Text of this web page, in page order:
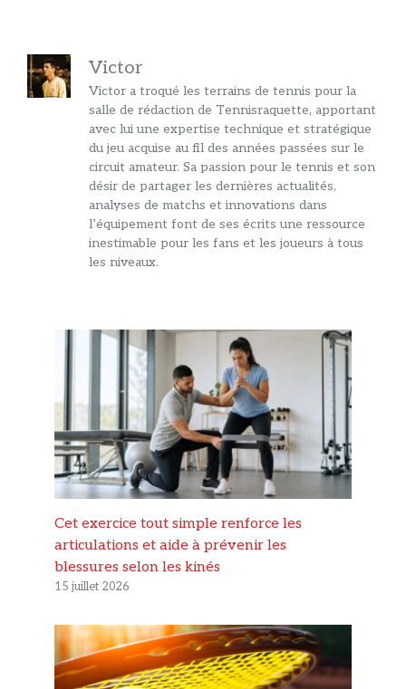
Victor
Victor a troqué les terrains de tennis pour la
salle de rédaction de Tennisraquette, apportant
avec lui une expertise technique et stratégique
du jeu acquise au fil des années passées sur le
circuit amateur. Sa passion pour le tennis et son
désir de partager les dernières actualités,
analyses de matchs et innovations dans
l’équipement font de ses écrits une ressource
inestimable pour les fans et les joueurs à tous
les niveaux.
Cet exercice tout simple renforce les
articulations et aide à prévenir les
blessures selon les kinés
15 juillet 2026